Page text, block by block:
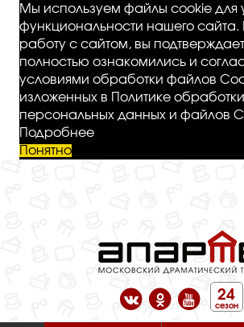
Мы используем файлы cookie для
функциональности нашего сайта.
работу с сайтом, вы
полностью ознакомились и
условиями обработки файлов
изложенных в Политике обработки
персональных данных и файлов
Подробнее
Понятно
24
сезон